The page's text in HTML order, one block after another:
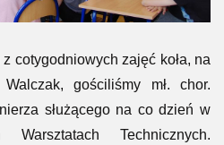
cotygodniowych zajęć koła, na
gościliśmy mł. chor.
służącego na co dzień w
Warsztatach Technicznych.